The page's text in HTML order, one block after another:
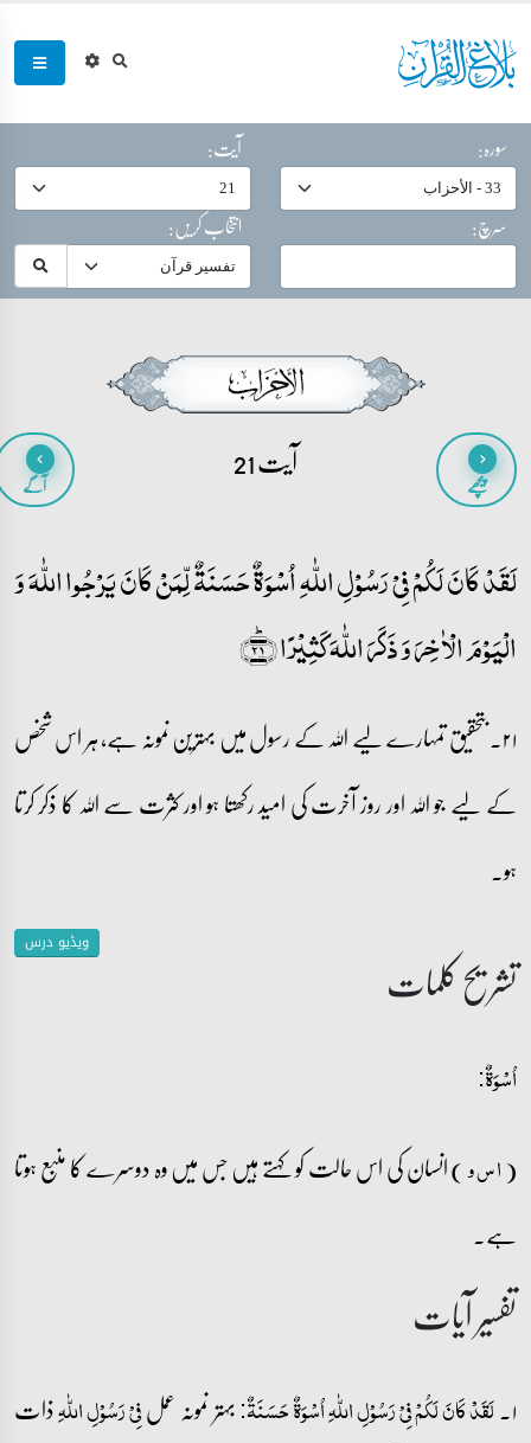
سورہ:
آیت:
سرچ:
انتخاب کریں:
پیچھے آیت 21 آگے
لَقَدۡ کَانَ لَکُمۡ فِیۡ رَسُوۡلِ اللّٰہِ اُسۡوَۃٌ حَسَنَۃٌ لِّمَنۡ کَانَ یَرۡجُوا اللّٰہَ وَ
الۡیَوۡمَ الۡاٰخِرَ وَ ذَکَرَ اللّٰہَ کَثِیۡرًا ﴿ؕ۲۱﴾
۲۱۔ بتحقیق تمہارے لیے اللہ کے رسول میں بہترین نمونہ ہے، ہر اس شخص
کے لیے جو اللہ اور روز آخرت کی امید رکھتا ہو اور کثرت سے اللہ کا ذکر کرتا
ہو۔
ویڈیو درس تشریح کلمات
اُسۡوَۃٌ:
(ا س و) انسان کی اس حالت کو کہتے ہیں جس میں وہ دوسرے کا منبع ہوتا
ہے۔
تفسیر آیات
۱۔ لَقَدۡ کَانَ لَکُمۡ فِیۡ رَسُوۡلِ اللّٰہِ اُسۡوَۃٌ حَسَنَۃٌ:بہتر نمونہ عملفِیۡ رَسُوۡلِ اللّٰہِذات